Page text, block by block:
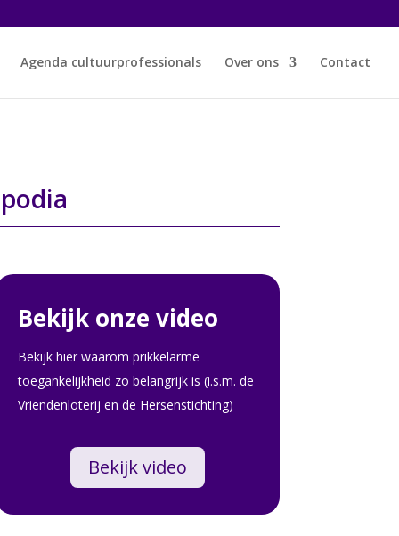
Agenda cultuurprofessionals Over ons Contact
Bekijk onze video
Bekijk hier waarom prikkelarme
toegankelijkheid zo belangrijk is (i.s.m. de
Vriendenloterij en de Hersenstichting)
Bekijk video